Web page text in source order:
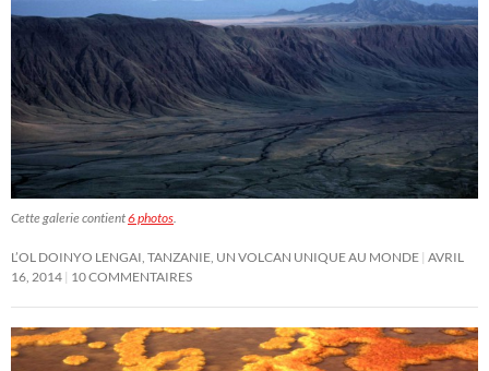
Cette galerie contient6 photos
L’OL DOINYO LENGAI, TANZANIE, UN VOLCAN UNIQUE AU MONDE AVRIL
16, 2014 10 COMMENTAIRES